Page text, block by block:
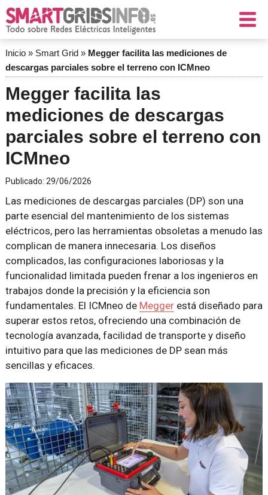
Inicio» Smart Grid» Megger facilita las mediciones de
descargas parciales sobre el terreno con ICMneo
Megger facilita las
mediciones de descargas
parciales sobre el terreno con
ICMneo
Publicado: 29/06/2026
Las mediciones de descargas parciales (DP) son una
parte esencial del mantenimiento de los sistemas
eléctricos, pero las herramientas obsoletas a menudo las
complican de manera innecesaria. Los diseños
complicados, las configuraciones laboriosas y la
funcionalidad limitada pueden frenar a los ingenieros en
trabajos donde la precisión y la eficiencia son
fundamentales. El ICMneo de Meggerestá diseñado para
superar estos retos, ofreciendo una combinación de
tecnología avanzada, facilidad de transporte y diseño
intuitivo para que las mediciones de DP sean más
sencillas y eficaces.